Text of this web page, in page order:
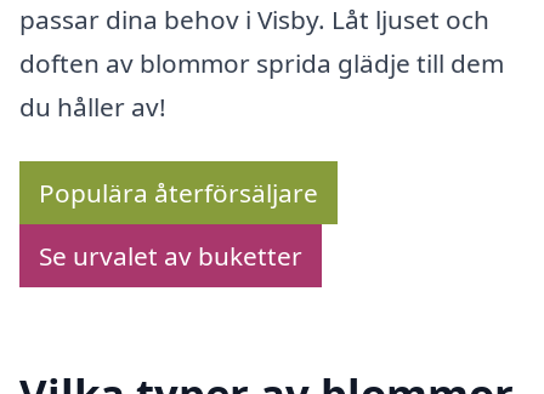
passar dina behov i Visby. Låt ljuset och
doften av blommor sprida glädje till dem
du håller av!
Populära återförsäljare
Se urvalet av buketter